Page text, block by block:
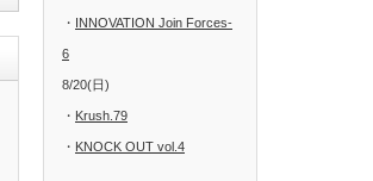
・ INNOVATION Join Forces-
6
8/20(日)
・ Krush.79
・ KNOCK OUT vol.4